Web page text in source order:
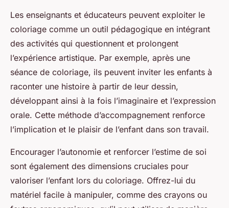
Les enseignants et éducateurs peuvent exploiter le
coloriage comme un outil pédagogique en intégrant
des activités qui questionnent et prolongent
l’expérience artistique. Par exemple, après une
séance de coloriage, ils peuvent inviter les enfants à
raconter une histoire à partir de leur dessin,
développant ainsi à la fois l’imaginaire et l’expression
orale. Cette méthode d’accompagnement renforce
l’implication et le plaisir de l’enfant dans son travail.
Encourager l’autonomie et renforcer l’estime de soi
sont également des dimensions cruciales pour
valoriser l’enfant lors du coloriage. Offrez-lui du
matériel facile à manipuler, comme des crayons ou